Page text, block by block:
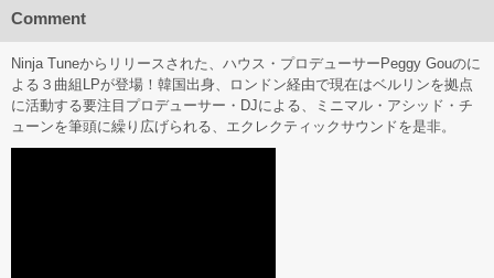
Comment
Ninja Tuneからリリースされた、ハウス・プロデューサーPeggy Gouのに
よる３曲組LPが登場！韓国出身、ロンドン経由で現在はベルリンを拠点
に活動する要注目プロデューサー・DJによる、ミニマル・アシッド・チ
ューンを筆頭に繰り広げられる、エクレクティックサウンドを是非。